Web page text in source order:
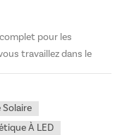
pour les
travaillez dans le
vous avez
lumineux. Mais qu'est-
À LED